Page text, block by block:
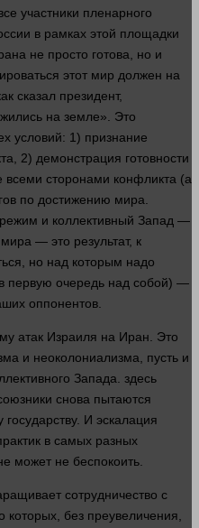
участники пленарного
в рамках этой площадки
не просто готова, но и
этот мир должен на
сказал президент,
на земле». Это
условий: 1) признание
2) демонстрация готовности
всеми сторонами конфликта (а
по достижению мира.
и коллективный Запад —
— это результат, к
но над которым надо
первую очередь над собой) —
оппонентов.
атак Израиля на Иран. Это
и неоколониализма, пусть и
Запада. здесь
снова пытаются
И эскалация
в самых разных
может не беспокоить.
сотрудничество с
без преувеличения,